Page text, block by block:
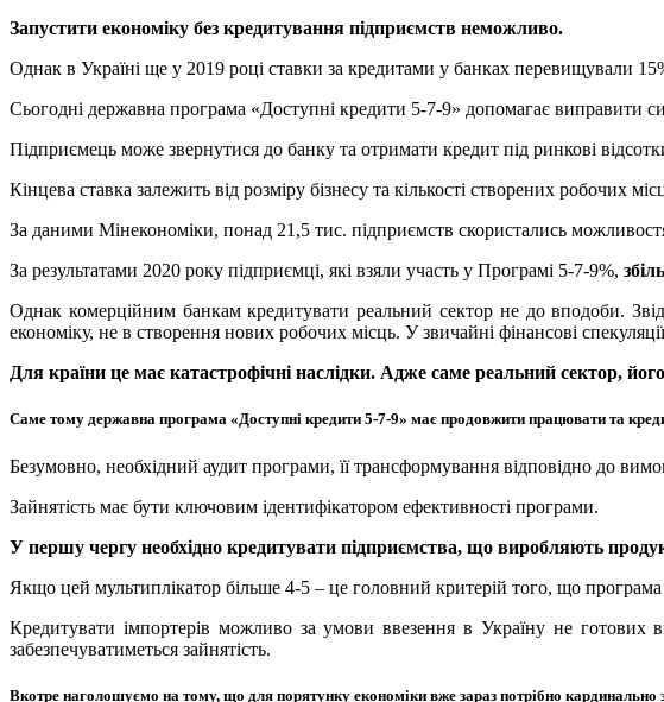
Запустити економіку без кредитування підприємств неможливо.
Однак в Україні ще у 2019 році ставки за кредитами у банках перевищували
Сьогодні державна програма «Доступні кредити 5-7-9» допомагає виправити
Підприємець може звернутися до банку та отримати кредит під ринкові
Кінцева ставка залежить від розміру бізнесу та кількості створених робочих
За даними Мінекономіки, понад 21,5 тис. підприємств скористались
За результатами 2020 року підприємці, які взяли участь у Програмі 5-7-9%,
Однак комерційним банкам кредитувати реальний сектор не до вподоби.
економіку, не в створення нових робочих місць. У звичайні фінансові
Для країни це має катастрофічні наслідки. Адже саме реальний сектор,
Саме тому державна програма «Доступні кредити 5-7-9» має продовжити працювати та
Безумовно, необхідний аудит програми, її трансформування відповідно до
Зайнятість має бути ключовим ідентифікатором ефективності програми.
У першу чергу необхідно кредитувати підприємства, що виробляють
Якщо цей мультиплікатор більше 4-5 – це головний критерій того, що програма
Кредитувати імпортерів можливо за умови ввезення в Україну не готових
забезпечуватиметься зайнятість.
Вкотре наголошуємо на тому, що для порятунку економіки вже зараз потрібно